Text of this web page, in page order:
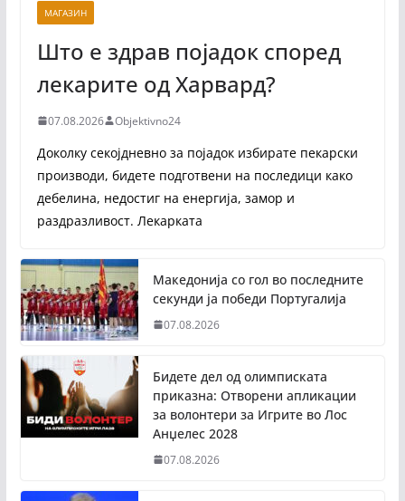
МАГАЗИН
Што е здрав појадок според
лекарите од Харвард?
07.08.2026 Objektivno24
Доколку секојдневно за појадок избирате пекарски
производи, бидете подготвени на последици како
дебелина, недостиг на енергија, замор и
раздразливост. Лекарката
Македонија со гол во последните
секунди ја победи Португалија
07.08.2026
Бидете дел од олимписката
приказна: Отворени апликации
за волонтери за Игрите во Лос
Анџелес 2028
07.08.2026